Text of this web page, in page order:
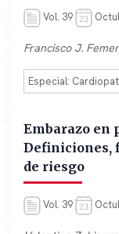
Vol. 39
Francisco J.
Especial:
Embarazo en
Definiciones,
de riesgo
Vol. 39